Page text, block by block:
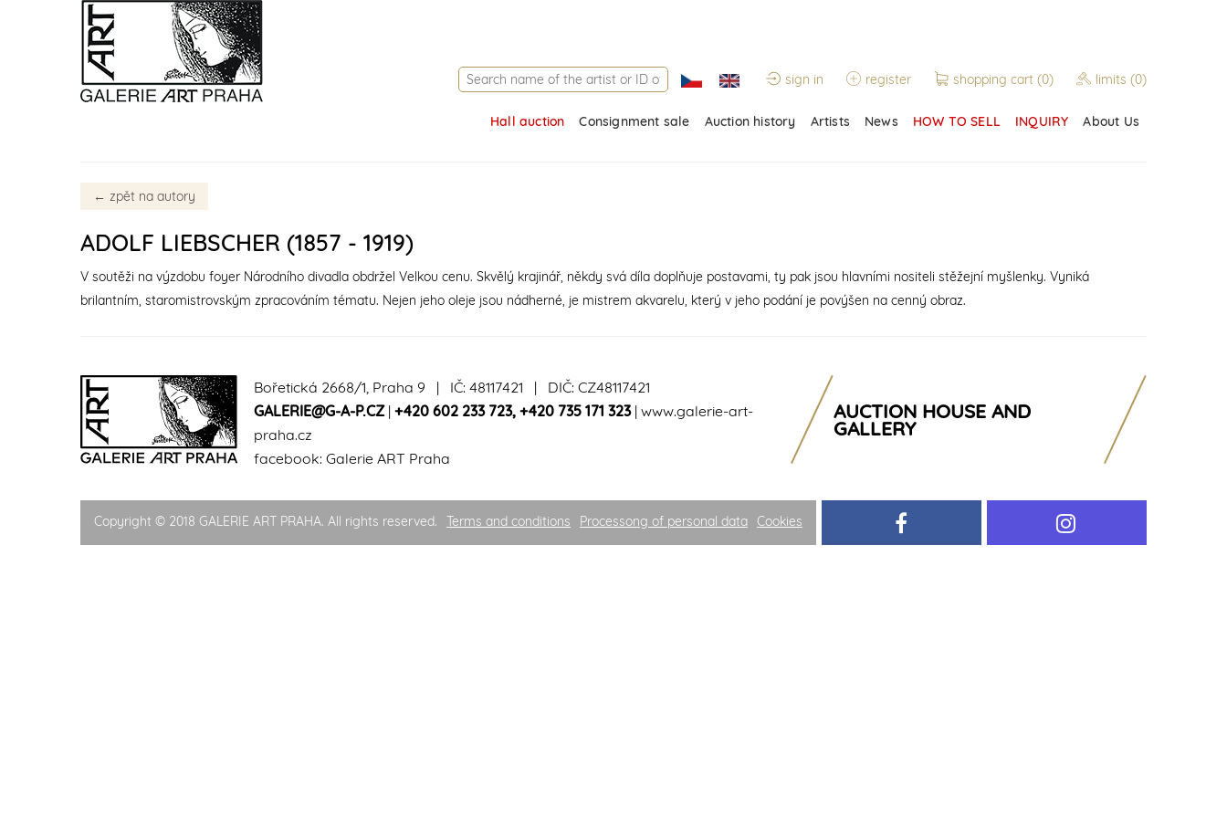
sign in register shopping cart (0) limits (0)
Hall auction Consignment sale Auction history Artists News HOW TO SELL INQUIRY About Us
← zpět na autory
ADOLF LIEBSCHER (1857 - 1919)
V soutěži na výzdobu foyer Národního divadla obdržel Velkou cenu. Skvělý krajinář, někdy svá díla doplňuje postavami, ty pak jsou hlavními nositeli stěžejní myšlenky. Vyniká
brilantním, staromistrovským zpracováním tématu. Nejen jeho oleje jsou nádherné, je mistrem akvarelu, který v jeho podání je povýšen na cenný obraz.
Bořetická 2668/1, Praha 9 | IČ: 48117421 | DIČ: CZ48117421
GALERIE@G-A-P.CZ| +420 602 233 723, +420 735 171 323| www.galerie-art-
praha.cz
facebook: Galerie ART Praha
AUCTION HOUSE AND
GALLERY
Copyright © 2018 GALERIE ART PRAHA. All rights reserved. Terms and conditions Processong of personal data Cookies